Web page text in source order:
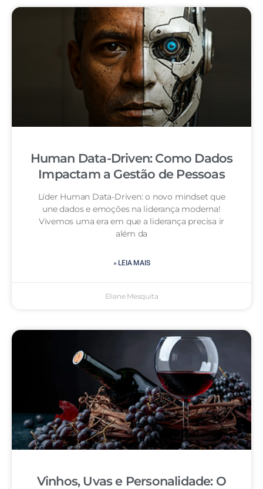
Human Data-Driven: Como Dados
Impactam a Gestão de Pessoas
Líder Human Data-Driven: o novo mindset que
une dados e emoções na liderança moderna!
Vivemos uma era em que a liderança precisa ir
além da
» LEIA MAIS
Eliane Mesquita
Vinhos, Uvas e Personalidade: O